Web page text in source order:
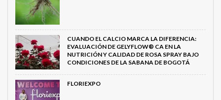
CUANDO EL CALCIO MARCA LA DIFERENCIA:
EVALUACIÓN DE GELYFLOW® CA EN LA
NUTRICIÓN Y CALIDAD DE ROSA SPRAY BAJO
CONDICIONES DE LA SABANA DE BOGOTÁ
FLORIEXPO